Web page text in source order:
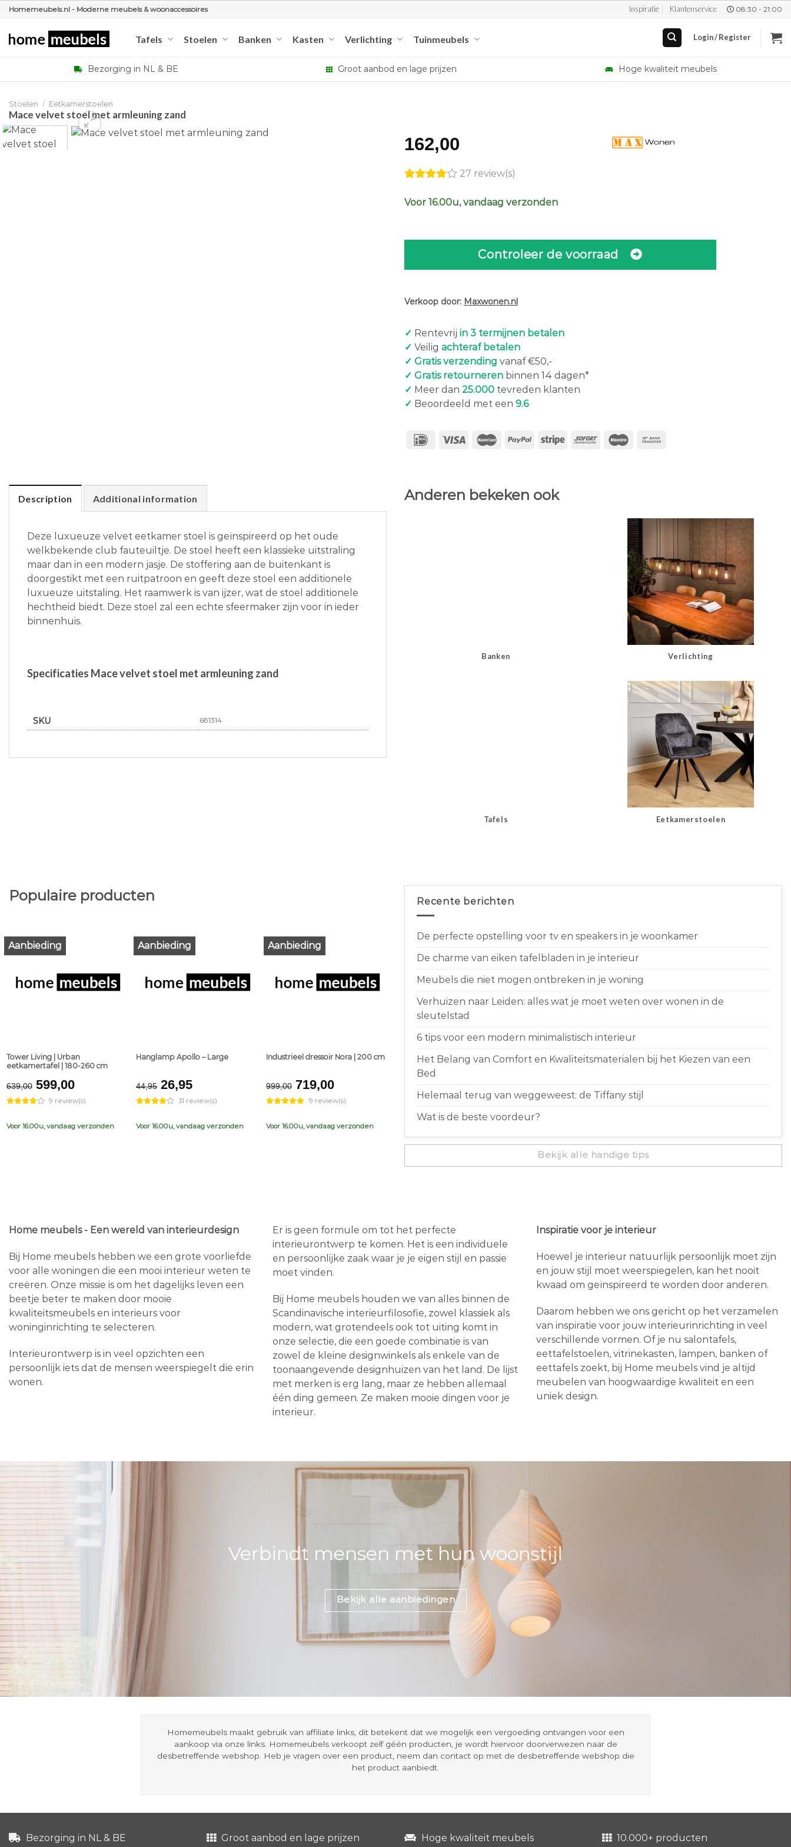
Ga
inhoud
Homemeubels.nl - Moderne meubels & woonaccessoires Inspiratie Klantenservice 08:30 - 21:00
Tafels Stoelen Banken Kasten Verlichting Tuinmeubels Login / Register
Bezorging in NL & BE Groot aanbod en lage prijzen Hoge kwaliteit meubels
Stoelen / Eetkamerstoelen
Mace velvet stoel met armleuning zand
162,00
27 review(s)
Voor 16.00u, vandaag verzonden
Controleer de voorraad
Verkoop door: Maxwonen.nl
✓ Rentevrij in 3 termijnen betalen
✓ Veilig achteraf betalen
✓ Gratis verzending vanaf €50,-
✓ Gratis retourneren binnen 14 dagen*
✓ Meer dan 25.000 tevreden klanten
✓ Beoordeeld met een 9.6
Description Additional information
Deze luxueuze velvet eetkamer stoel is geïnspireerd op het oude
welkbekende club fauteuiltje. De stoel heeft een klassieke uitstraling
maar dan in een modern jasje. De stoffering aan de buitenkant is
doorgestikt met een ruitpatroon en geeft deze stoel een additionele
luxueuze uitstaling. Het raamwerk is van ijzer, wat de stoel additionele
hechtheid biedt. Deze stoel zal een echte sfeermaker zijn voor in ieder
binnenhuis.
Specificaties Mace velvet stoel met armleuning zand
SKU 681314
Anderen bekeken ook
Banken Verlichting
Tafels Eetkamerstoelen
Populaire producten
Aanbieding
Tower Living | Urban
eetkamertafel | 180-260 cm
639,00 Original
price
was:
€639,00.
599,00Current
price
is:
€599,00.
9 review(s)
Voor 16.00u, vandaag verzonden
Aanbieding
Hanglamp Apollo – Large
44,95 Original
price
was:
€44,95.
26,95Current
price
is:
€26,95.
31 review(s)
Voor 16.00u, vandaag verzonden
Aanbieding
Industrieel dressoir Nora | 200 cm
999,00 Original
price
was:
€999,00.
719,00Current
price
is:
€719,00.
9 review(s)
Voor 16.00u, vandaag verzonden
Recente berichten
De perfecte opstelling voor tv en speakers in je woonkamer
De charme van eiken tafelbladen in je interieur
Meubels die niet mogen ontbreken in je woning
Verhuizen naar Leiden: alles wat je moet weten over wonen in de
sleutelstad
6 tips voor een modern minimalistisch interieur
Het Belang van Comfort en Kwaliteitsmaterialen bij het Kiezen van een
Bed
Helemaal terug van weggeweest: de Tiffany stijl
Wat is de beste voordeur?
Bekijk alle handige tips
Home meubels - Een wereld van interieurdesign
Bij Home meubels hebben we een grote voorliefde
voor alle woningen die een mooi interieur weten te
creëren. Onze missie is om het dagelijks leven een
beetje beter te maken door mooie
kwaliteitsmeubels en interieurs voor
woninginrichting te selecteren.
Interieurontwerp is in veel opzichten een
persoonlijk iets dat de mensen weerspiegelt die erin
wonen.
Er is geen formule om tot het perfecte
interieurontwerp te komen. Het is een individuele
en persoonlijke zaak waar je je eigen stijl en passie
moet vinden.
Bij Home meubels houden we van alles binnen de
Scandinavische interieurfilosofie, zowel klassiek als
modern, wat grotendeels ook tot uiting komt in
onze selectie, die een goede combinatie is van
zowel de kleine designwinkels als enkele van de
toonaangevende designhuizen van het land. De lijst
met merken is erg lang, maar ze hebben allemaal
één ding gemeen. Ze maken mooie dingen voor je
interieur.
Inspiratie voor je interieur
Hoewel je interieur natuurlijk persoonlijk moet zijn
en jouw stijl moet weerspiegelen, kan het nooit
kwaad om geïnspireerd te worden door anderen.
Daarom hebben we ons gericht op het verzamelen
van inspiratie voor jouw interieurinrichting in veel
verschillende vormen. Of je nu salontafels,
eettafelstoelen, vitrinekasten, lampen, banken of
eettafels zoekt, bij Home meubels vind je altijd
meubelen van hoogwaardige kwaliteit en een
uniek design.
Verbindt mensen met hun woonstijl
Bekijk alle aanbiedingen
Homemeubels maakt gebruik van affiliate links, dit betekent dat we mogelijk een vergoeding ontvangen voor een
aankoop via onze links. Homemeubels verkoopt zelf géén producten, je wordt hiervoor doorverwezen naar de
desbetreffende webshop. Heb je vragen over een product, neem dan contact op met de desbetreffende webshop die
het product aanbiedt.
Bezorging in NL & BE Groot aanbod en lage prijzen Hoge kwaliteit meubels 10.000+ producten